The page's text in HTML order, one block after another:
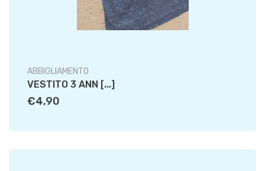
ABBIGLIAMENTO
VESTITO 3 ANN [...]
€4,90